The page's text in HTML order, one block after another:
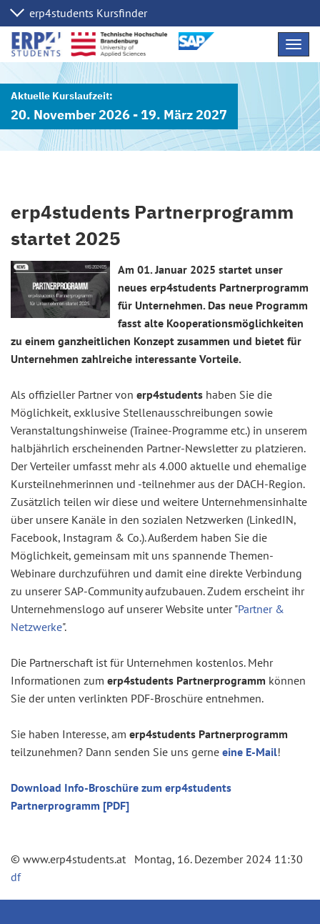
20. November 2026 - 19. März 2027
erp4students Partnerprogramm
startet 2025
Am 01. Januar 2025 startet unser
neues erp4students Partnerprogramm
für Unternehmen. Das neue Programm
fasst alte Kooperationsmöglichkeiten
zu einem ganzheitlichen Konzept zusammen und bietet für
Unternehmen zahlreiche interessante Vorteile.
Als offizieller Partner von erp4students haben Sie die
Möglichkeit, exklusive Stellenausschreibungen sowie
Veranstaltungshinweise (Trainee-Programme etc.) in unserem
halbjährlich erscheinenden Partner-Newsletter zu platzieren.
Der Verteiler umfasst mehr als 4.000 aktuelle und ehemalige
Kursteilnehmerinnen und -teilnehmer aus der DACH-Region.
Zusätzlich teilen wir diese und weitere Unternehmensinhalte
über unsere Kanäle in den sozialen Netzwerken (LinkedIN,
Facebook, Instagram & Co.). Außerdem haben Sie die
Möglichkeit, gemeinsam mit uns spannende Themen-
Webinare durchzuführen und damit eine direkte Verbindung
zu unserer SAP-Community aufzubauen. Zudem erscheint ihr
Unternehmenslogo auf unserer Website unter "Partner &
Netzwerke".
Die Partnerschaft ist für Unternehmen kostenlos. Mehr
Informationen zum erp4students Partnerprogramm können
Sie der unten verlinkten PDF-Broschüre entnehmen.
Sie haben Interesse, am erp4students Partnerprogramm
teilzunehmen? Dann senden Sie uns gerne eine E-Mail!
Download Info-Broschüre zum erp4students
Partnerprogramm [PDF]
© www.erp4students.at Montag, 16. Dezember 2024 11:30
df